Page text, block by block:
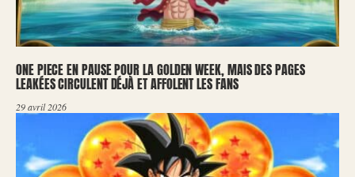
ONE PIECE EN PAUSE POUR LA GOLDEN WEEK, MAIS DES PAGES
LEAKÉES CIRCULENT DÉJÀ ET AFFOLENT LES FANS
29 avril 2026